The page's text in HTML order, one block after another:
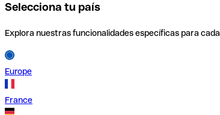
Selecciona tu país
Explora nuestras funcionalidades específicas para
Europe
France